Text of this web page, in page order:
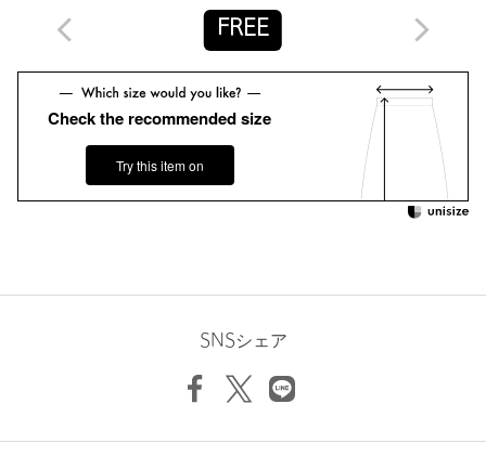
※商品に「取り扱い上の注意書き」、「洗濯表示」がございます
場合は、使用前に必ずご確認ください。
※商品画像は、光の当たり具合やパソコンなどの閲覧環境によ
り、実際の色味と異なって見える場合がございます。あらかじめ
ご了承ください。
※商品の色味の目安は、商品単体の画像をご参照ください。
店舗へお問い合わせの際は、全国のUNITED ARROWS各店舗ま
商品詳細
対象商品
対象商品
FREE
Check the recommended size
Try this item on
SNSシェア